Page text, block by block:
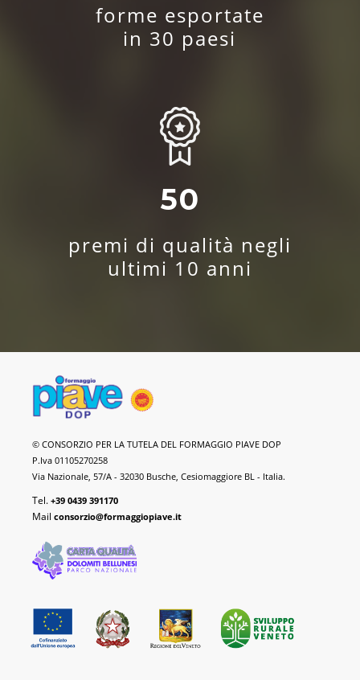
forme esportate
in 30 paesi
50
premi di qualità negli
ultimi 10 anni
Formaggio
Piave
DOP
© CONSORZIO PER LA TUTELA DEL FORMAGGIO PIAVE DOP
P.Iva 01105270258
Via Nazionale, 57/A - 32030 Busche, Cesiomaggiore BL - Italia.
Tel. +39 0439 391170
Mail consorzio@formaggiopiave.it